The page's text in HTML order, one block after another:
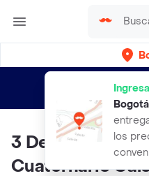
Bogotá
los
envíos gratis
3 Desinfectante
Cuaternario